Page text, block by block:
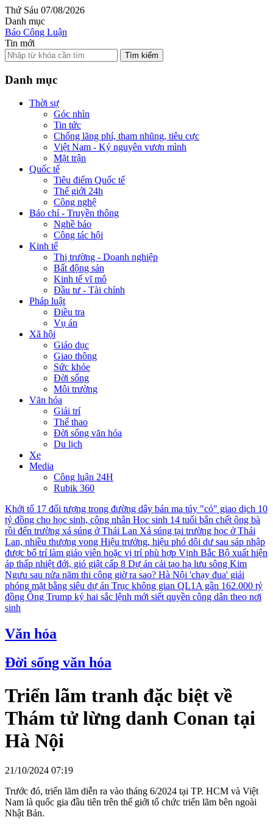
Thứ Sáu 07/08/2026
Danh mục
Báo Công Luận
Tin mới
Tìm kiếm
Danh mục
Thời sự
Góc nhìn
Tin tức
Chống lãng phí, tham nhũng, tiêu cực
Việt Nam - Kỷ nguyên vươn mình
Mặt trận
Quốc tế
Tiêu điểm Quốc tế
Thế giới 24h
Công nghệ
Báo chí - Truyền thông
Nghề báo
Công tác hội
Kinh tế
Thị trường - Doanh nghiệp
Bất động sản
Kinh tế vĩ mô
Đầu tư - Tài chính
Pháp luật
Điều tra
Vụ án
Xã hội
Giáo dục
Giao thông
Sức khỏe
Đời sống
Môi trường
Văn hóa
Giải trí
Thể thao
Đời sống văn hóa
Du lịch
Xe
Media
Công luận 24H
Rubik 360
Khởi tố 17 đối tượng trong đường dây bán ma túy "cỏ" giao dịch 10
tỷ đồng cho học sinh, công nhân Học sinh 14 tuổi bắn chết ông bà
rồi đến trường xả súng ở Thái Lan Xả súng tại trường học ở Thái
Lan, nhiều thương vong Hiệu trưởng, hiệu phó dôi dư sau sáp nhập
được bố trí làm giáo viên hoặc vị trí phù hợp Vịnh Bắc Bộ xuất hiện
áp thấp nhiệt đới, gió giật cấp 8 Dự án cải tạo hạ lưu sông Kim
Ngưu sau nửa năm thi công giờ ra sao? Hà Nội 'chạy đua' giải
phóng mặt bằng siêu dự án Trục không gian QL1A gần 162.000 tỷ
đồng Ông Trump ký hai sắc lệnh mới siết quyền công dân theo nơi
sinh
Văn hóa
Đời sống văn hóa
Triển lãm tranh đặc biệt về
Thám tử lừng danh Conan tại
Hà Nội
21/10/2024 07:19
Trước đó, triển lãm diễn ra vào tháng 6/2024 tại TP. HCM và Việt
Nam là quốc gia đầu tiên trên thế giới tổ chức triển lãm bên ngoài
Nhật Bản.